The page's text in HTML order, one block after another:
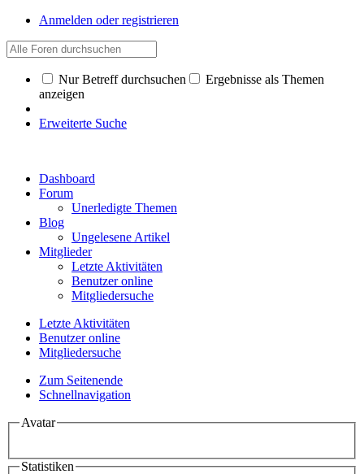
Anmelden oder registrieren
Nur Betreff durchsuchen
Ergebnisse als Themen
anzeigen
Erweiterte Suche
Dashboard
Forum
Unerledigte Themen
Blog
Ungelesene Artikel
Mitglieder
Letzte Aktivitäten
Benutzer online
Mitgliedersuche
Letzte Aktivitäten
Benutzer online
Mitgliedersuche
Zum Seitenende
Schnellnavigation
Avatar
Statistiken